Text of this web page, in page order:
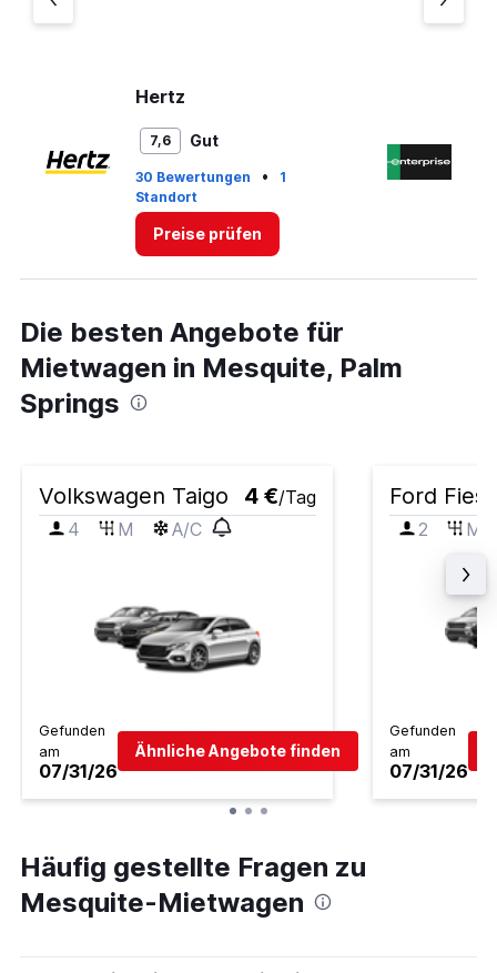
Hertz
7,6 Gut
30 Bewertungen •
1
Standort
Preise prüfen
Die besten Angebote für
Mietwagen in Mesquite, Palm
Springs
Volkswagen Taigo 4 €/Tag
4
M A/C
Gefunden
am
07/31/26
Ähnliche Angebote finden
Ford
2 M
Gefunden
am
07/31/26
Häufig gestellte Fragen zu
Mesquite-Mietwagen